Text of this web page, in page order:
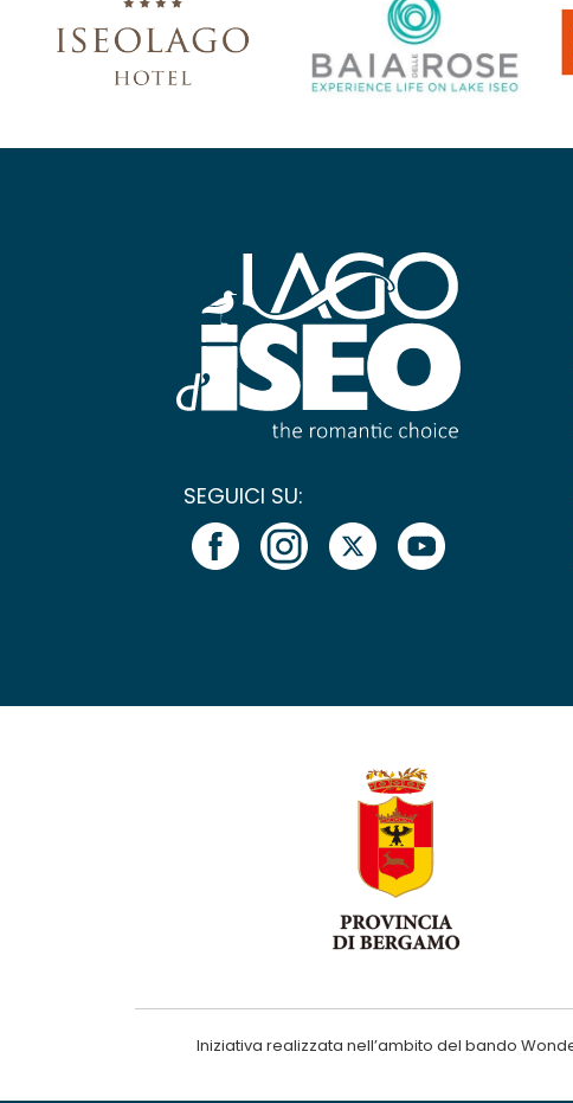
SEGUICI SU:
Iniziativa realizzata nell’ambito del bando